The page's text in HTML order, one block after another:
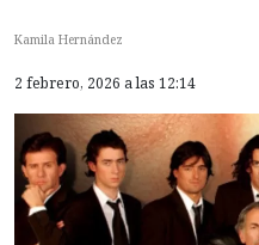
Kamila Hernández
2 febrero, 2026 a las 12:14